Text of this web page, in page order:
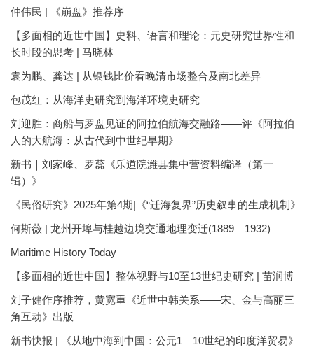
仲伟民 | 《崩盘》推荐序
【多面相的近世中国】史料、语言和理论：元史研究世界性和
长时段的思考 | 马晓林
袁为鹏、龚达 | 从银钱比价看晚清市场整合及南北差异
包茂红：从海洋史研究到海洋环境史研究
刘迎胜：商船与罗盘见证的阿拉伯航海交融路——评《阿拉伯
人的大航海：从古代到中世纪早期》
新书｜刘家峰、罗蕊《乐道院潍县集中营资料编译（第一
辑）》
《民俗研究》2025年第4期|《“迁海复界”历史叙事的生成机制》
何斯薇 | 龙州开埠与桂越边境交通地理变迁(1889—1932)
Maritime History Today
【多面相的近世中国】整体视野与10至13世纪史研究 | 苗润博
刘子健作序推荐，黄宽重《近世中韩关系——宋、金与高丽三
角互动》出版
新书快报 | 《从地中海到中国：公元1—10世纪的印度洋贸易》